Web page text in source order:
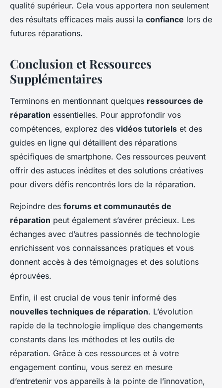
qualité supérieur. Cela vous apportera non seulement
des résultats efficaces mais aussi la confiance lors de
futures réparations.
Conclusion et Ressources
Supplémentaires
Terminons en mentionnant quelques ressources de
réparation essentielles. Pour approfondir vos
compétences, explorez des vidéos tutoriels et des
guides en ligne qui détaillent des réparations
spécifiques de smartphone. Ces ressources peuvent
offrir des astuces inédites et des solutions créatives
pour divers défis rencontrés lors de la réparation.
Rejoindre des forums et communautés de
réparation peut également s’avérer précieux. Les
échanges avec d’autres passionnés de technologie
enrichissent vos connaissances pratiques et vous
donnent accès à des témoignages et des solutions
éprouvées.
Enfin, il est crucial de vous tenir informé des
nouvelles techniques de réparation. L’évolution
rapide de la technologie implique des changements
constants dans les méthodes et les outils de
réparation. Grâce à ces ressources et à votre
engagement continu, vous serez en mesure
d’entretenir vos appareils à la pointe de l’innovation,